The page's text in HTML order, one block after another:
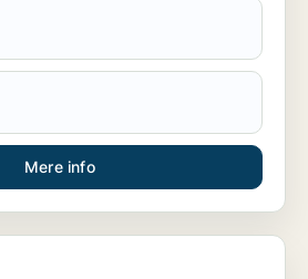
Mere info
værksted, butik, klinik,